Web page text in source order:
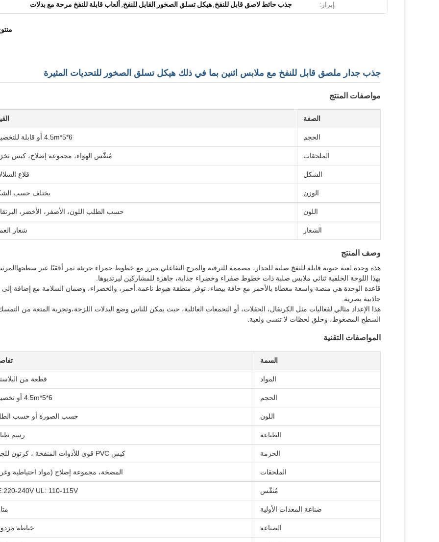
إبراز: جذب حائط لاصق قابل للنفخ,هيكل تسلق الصخور القابل للنفخ, ألعاب قابلة للنفخ مرحة مع بدلات
جذب جدار ملصق قابل للنفخ مع ملابس اثنين بما في ذلك هيكل تسلق الصخور للتحديات المثيرة
مواصفات المنتج
الصفة
الحجم 6*5*4.5m أو قابلة للتخصيص
الملحقات مُنفّس الهواء، مجموعة إصلاح، كيس
الشكل قلاع
الوزن يختلف حسب
اللون حسب الطلب اللون، الأصفر، الأخضر،
الشعار شعار
وصف المنتج
هذه وحدة لعبة حيوية قابلة للنفخ صلبة للجدار، مصممة للترفيه والمرح التفاعلي.مبرر مع خطوط حمراء جريئة تمر أفقيًا عبر
بهذا اللوحة الخلفية ثنائي ملابس صلبة ذات خطوط صفراء وخضراء جذابة، جاهزة للمشاركين ليرتديوها.
قاعدة الوحدة هي منصة واسعة مغطاة بالأحمر مع حافة بيضاء، توفر منطقة هبوط ناعمة.أحمر، والخضراء، وضمان السلامة مع إضافة إلى
جاذبية بصرية.
هذا الإعداد مثالي لفعاليات مثل الكرنفال، الحفلات، أو التجمعات العائلية، حيث يمكن للناس وضع البدلات اللزجة،وتجربة المتعة من
السطح المضغوط، وخلق لحظات لا تنسى ولعبة.
المواصفات التقنية
السمة
المواد قطعة من
الحجم 6*5*4.5m أو تخصيص
اللون حسب الصورة أو حسب
الطباعة رسم
الحزمة كيس PVC قوي للأدوات المنفخة ، كرتون للجهاز
الملحقات المضخة، مجموعة إصلاح (مواد احتياطية
مُنفّس 240V UL: 110-115V
صناعة المعدات الأولية
الصناعة خياطة